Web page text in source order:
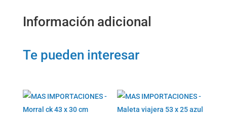
Información adicional
Te pueden interesar